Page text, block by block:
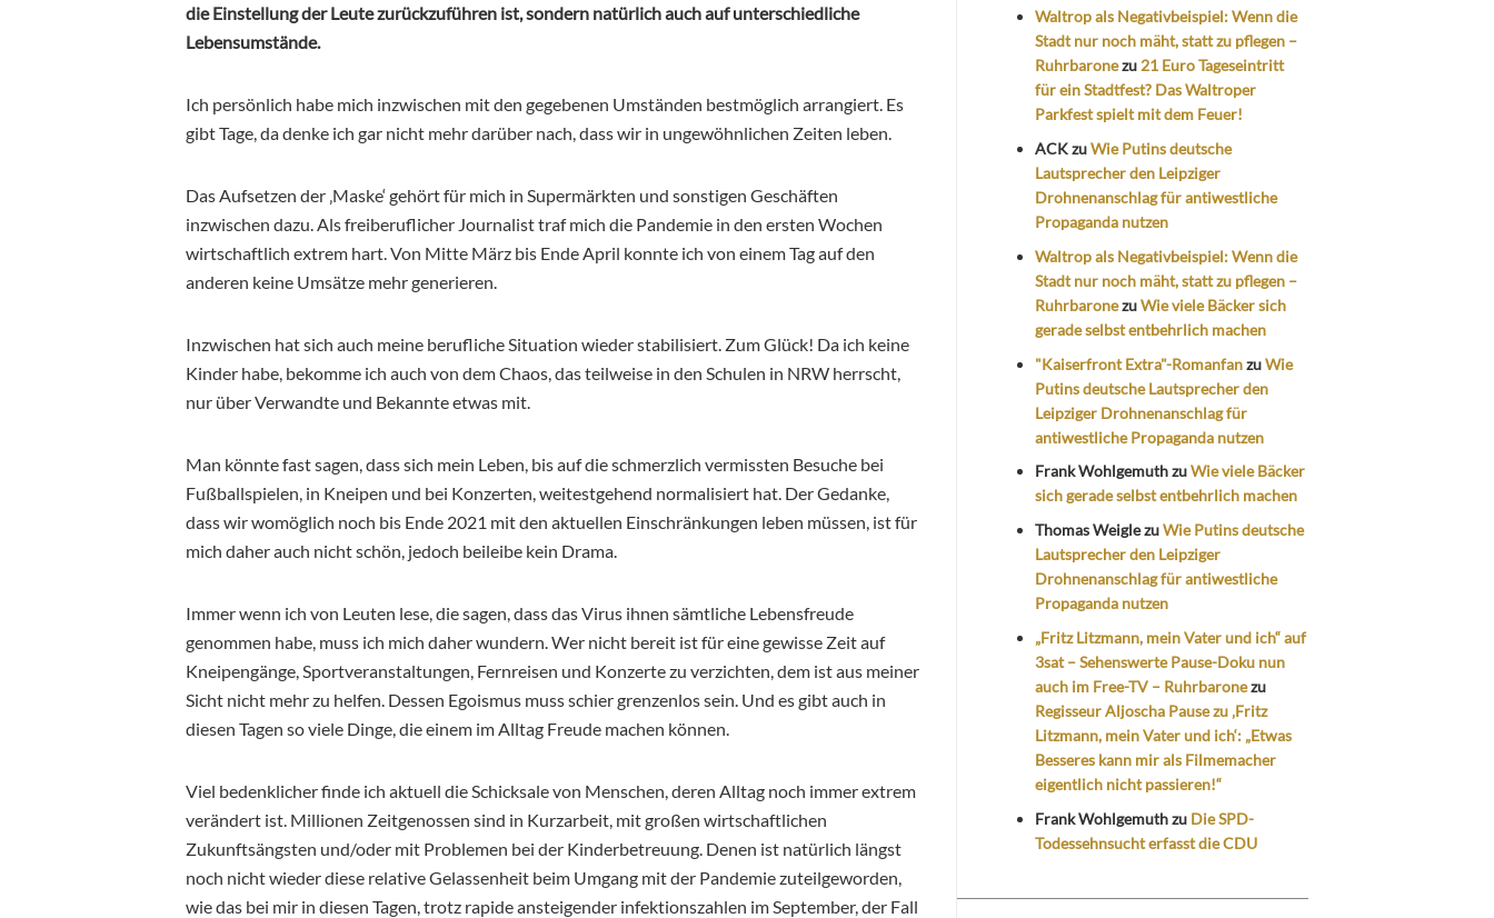
die Einstellung der Leute zurückzuführen ist, sondern natürlich auch auf unterschiedliche
Lebensumstände.
Ich persönlich habe mich inzwischen mit den gegebenen Umständen bestmöglich arrangiert. Es
gibt Tage, dadenke ich gar nicht mehr darüber nach, dass wir in ungewöhnlichen Zeiten leben.
Das Aufsetzen der ‚Maske‘ gehört für mich in Supermärkten und sonstigen Geschäften
inzwischen dazu. Als freiberuflicher Journalist traf mich die Pandemie in den ersten Wochen
wirtschaftlich extrem hart. Von Mitte März bis Ende April konnte ich von einem Tag auf den
anderen keine Umsätze mehr generieren.
Inzwischen hat sich auch meine berufliche Situation wieder stabilisiert. Zum Glück! Da ich keine
Kinder habe, bekomme ich auch von dem Chaos, das teilweise in den Schulen in NRW herrscht,
nur über Verwandte und Bekannte etwas mit.
Man könnte fast sagen, dass sich mein Leben, bis auf die schmerzlich vermissten Besuche bei
Fußballspielen, in Kneipen und bei Konzerten, weitestgehend normalisiert hat. Der Gedanke,
dass wir womöglich noch bis Ende 2021 mit den aktuellen Einschränkungen leben müssen, ist für
mich daher auch nicht schön, jedoch beileibe kein Drama.
Immer wenn ich von Leuten lese, die sagen, dass das Virus ihnen sämtliche Lebensfreude
genommen habe, muss ich mich daher wundern. Wer nicht bereit ist für eine gewisse Zeit auf
Kneipengänge, Sportveranstaltungen, Fernreisen und Konzerte zu verzichten, dem ist aus meiner
Sicht nicht mehr zu helfen. Dessen Egoismus muss schier grenzenlos sein. Und es gibt auch in
diesen Tagen so viele Dinge, die einem im Alltag Freude machen können.
Viel bedenklicher finde ich aktuell die Schicksale von Menschen, deren Alltag noch immer extrem
verändert ist. Millionen Zeitgenossen sind in Kurzarbeit, mit großen wirtschaftlichen
Zukunftsängsten und/oder mit Problemen bei der Kinderbetreuung. Denen ist natürlich längst
noch nicht wieder diese relative Gelassenheit beim Umgang mit der Pandemie zuteilgeworden,
wie das bei mir in diesen Tagen, trotz rapide ansteigender infektionszahlen im September, der Fall
Waltrop als Negativbeispiel: Wenn die
Stadt nur noch mäht, statt zu pflegen –
Ruhrbaronezu 21 Euro Tageseintritt
für ein Stadtfest? Das Waltroper
Parkfest spielt mit dem Feuer!
ACKzuWie Putins deutsche
Lautsprecher den Leipziger
Drohnenanschlag für antiwestliche
Propaganda nutzen
Waltrop als Negativbeispiel: Wenn die
Stadt nur noch mäht, statt zu pflegen –
RuhrbaronezuWie viele Bäcker sich
gerade selbst entbehrlich machen
"Kaiserfront Extra"-RomanfanzuWie
Putins deutsche Lautsprecher den
Leipziger Drohnenanschlag für
antiwestliche Propaganda nutzen
Frank WohlgemuthzuWie viele Bäcker
sich gerade selbst entbehrlich machen
Thomas WeiglezuWie Putins deutsche
Lautsprecher den Leipziger
Drohnenanschlag für antiwestliche
Propaganda nutzen
„Fritz Litzmann, mein Vater und ich“ auf
3sat – Sehenswerte Pause-Doku nun
auch im Free-TV – Ruhrbaronezu
Regisseur Aljoscha Pause zu ‚Fritz
Litzmann, mein Vater und ich‘: „Etwas
Besseres kann mir als Filmemacher
eigentlich nicht passieren!“
Frank Wohlgemuthzu Die SPD-
Todessehnsucht erfasst die CDU